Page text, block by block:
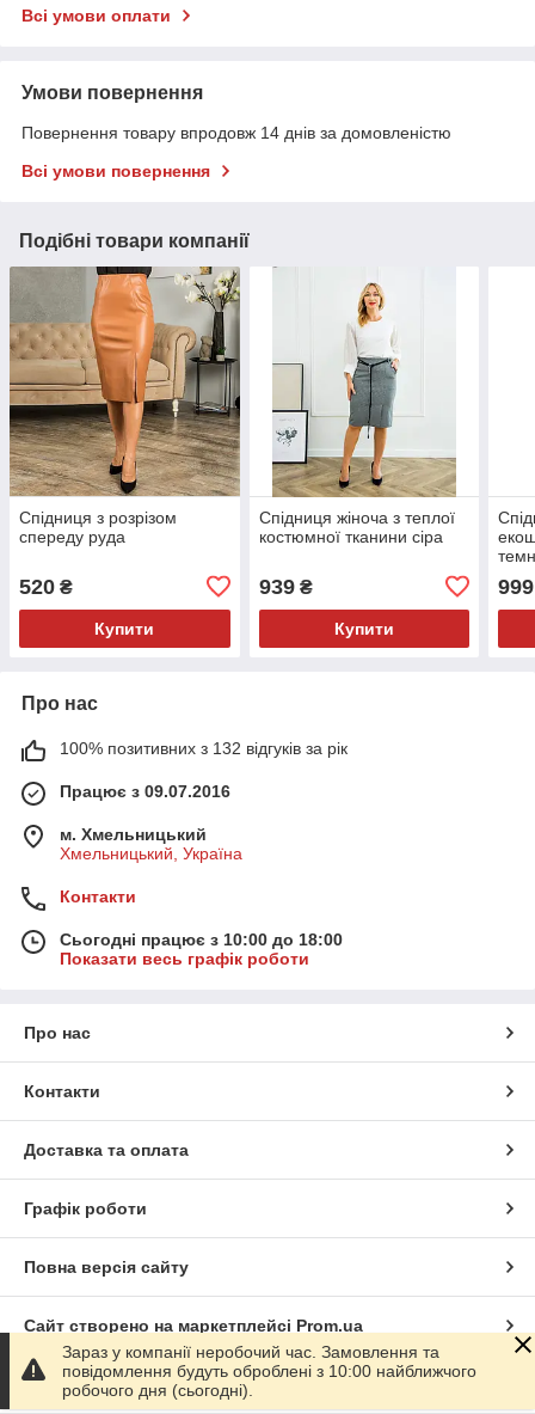
Всі умови оплати
Умови повернення
Повернення товару впродовж 14 днів за домовленістю
Всі умови повернення
Подібні товари компанії
Спідниця з розрізом
спереду руда
520 ₴
Купити
Спідниця жіноча з теплої
костюмної тканини сіра
939₴
Купити
999
Про нас
100% позитивних з 132 відгуків за рік
Працює з 09.07.2016
м. Хмельницький
Хмельницький, Україна
Контакти
Сьогодні працює з 10:00 до 18:00
Показати весь графік роботи
Про нас
Контакти
Доставка та оплата
Графік роботи
Повна версія сайту
Сайт створено на маркетплейсі Prom.ua
Політика конфіденційності
Зараз у компанії неробочий час. Замовлення та
повідомлення будуть оброблені з 10:00 найближчого
робочого дня (сьогодні).